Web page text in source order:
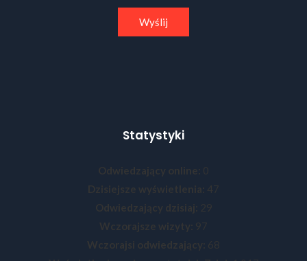
Statystyki
Odwiedzający online: 0
Dzisiejsze wyświetlenia: 47
Odwiedzający dzisiaj:
29
Wczorajsze wizyty: 97
Wczorajsi odwiedzający: 68